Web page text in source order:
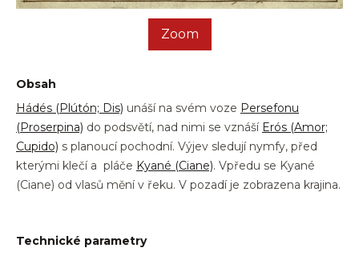
Zoom
Obsah
Hádés (Plútón; Dis) unáší na svém voze Persefonu
(Proserpina) do podsvětí, nad nimi se vznáší Erós (Amor;
Cupido) s planoucí pochodní. Výjev sledují nymfy, před
kterými klečí a pláče Kyané (Ciane). Vpředu se Kyané
(Ciane) od vlasů mění v řeku. V pozadí je zobrazena krajina.
Technické parametry